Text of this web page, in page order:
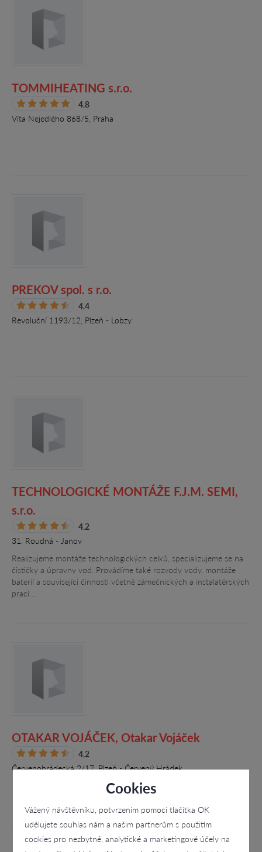
Cookies
Vážený návštěvníku, potvrzením pomocí tlačítka OK
udělujete souhlas nám a našim partnerům s použitím
cookies pro nezbytné, analytické a marketingové účely na
TOMMIHEATING s.r.o.
4.8
Víta Nejedlého 868/5, Praha
PREKOV spol. s r.o.
4.4
Revoluční 1193/12, Plzeň - Lobzy
TECHNOLOGICKÉ MONTÁŽE F.J.M. SEMI,
s.r.o.
4.2
31, Roudná - Janov
Realizujeme montáže technologických celků, specializujeme se na
čističky a úpravny vod. Provádíme také rozvody vody, montáže
baterií a související činnosti včetně zámečnických a instalatérských
prací…
OTAKAR VOJÁČEK, Otakar Vojáček
4.2
Červenohrádecká 2/17, Plzeň - Červený Hrádek